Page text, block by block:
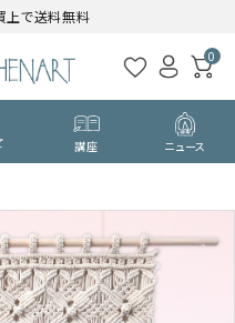
で送料無料
0
講座 ニュース
search